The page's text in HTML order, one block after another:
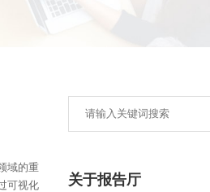
域的重
可视化
关于报告厅